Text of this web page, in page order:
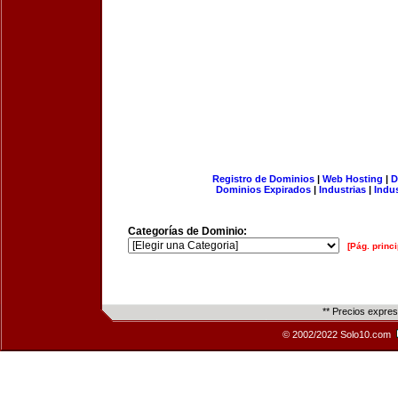
Registro de Dominios| Web Hosting |
Dominios Expirados | Industrias |
Categorías de Dominio:
[Pág.
** Precios
© 2002/2022 Solo10.com